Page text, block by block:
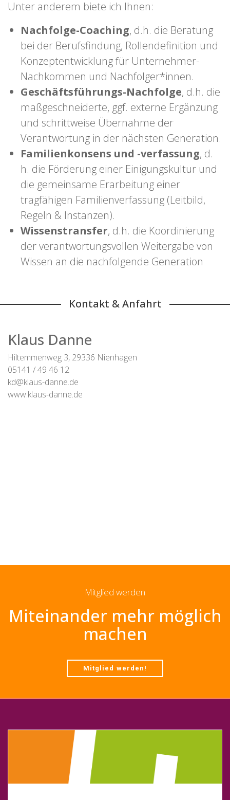
Unter anderem biete ich Ihnen:
Nachfolge-Coaching, d.h. die Beratung
bei der Berufsfindung, Rollendefinition und
Konzeptentwicklung für Unternehmer-
Nachkommen und Nachfolger*innen.
Geschäftsführungs-Nachfolge, d.h. die
maßgeschneiderte, ggf. externe Ergänzung
und schrittweise Übernahme der
Verantwortung in der nächsten Generation.
Familienkonsens und -verfassung, d.
h. die Förderung einer Einigungskultur und
die gemeinsame Erarbeitung einer
tragfähigen Familienverfassung (Leitbild,
Regeln & Instanzen).
Wissenstransfer, d.h. die Koordinierung
der verantwortungsvollen Weitergabe von
Wissen an die nachfolgende Generation
Kontakt & Anfahrt
Klaus Danne
Hiltemmenweg 3, 29336 Nienhagen
05141 / 49 46 12
kd@klaus-danne.de
www.klaus-danne.de
Mitglied werden
Miteinander mehr möglich
machen
Mitglied werden!